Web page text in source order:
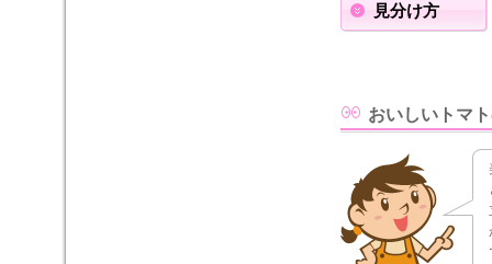
見分け方
おいしいトマ